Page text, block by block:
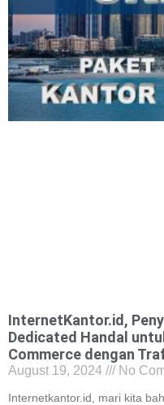
InternetKantor.id,
Dedicated Handal
Commerce dengan
August 19, 2024 No
Internetkantor.id, mari kita